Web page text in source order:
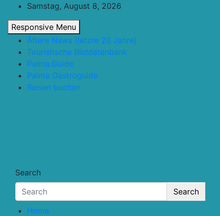
content
Samstag, August 8, 2026
Responsive Menu
Ältere News (letzte 20 Jahre)
Touristische Bilddatenbank
Palma.Guide
Palma Gastroguide
Reisen buchen
Search
Search
Home